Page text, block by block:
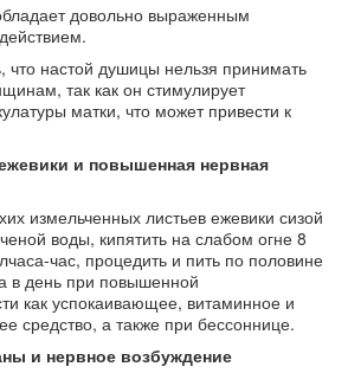
довольно выраженным
что настой душицы нельзя принимать
так как он стимулирует
матки, что может привести к
и повышенная нервная
измельченных листьев ежевики сизой
воды, кипятить на слабом огне 8
час, процедить и пить по половине
в день при повышенной
как успокаивающее, витаминное и
средство, а также при бессоннице.
и нервное возбуждение